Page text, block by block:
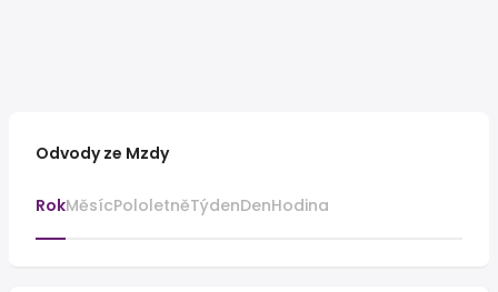
Odvody ze Mzdy
RokMěsícPololetněTýdenDenHodina